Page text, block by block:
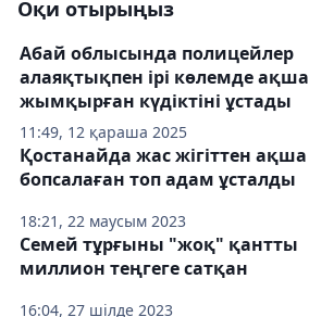
Оқи отырыңыз
11:49, 12 қараша 2025
Абай облысында полицейлер
алаяқтықпен ірі көлемде ақша
жымқырған күдіктіні ұстады
18:21, 22 маусым 2023
Қостанайда жас жігіттен ақша
бопсалаған топ адам ұсталды
16:04, 27 шілде 2023
Семей тұрғыны "жоқ" қантты
миллион теңгеге сатқан